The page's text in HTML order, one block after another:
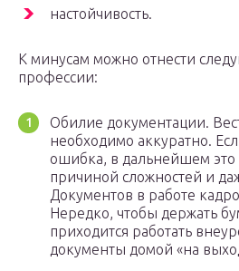
настойчивость.
К минусам можно отнести
профессии:
Обилие документации.
необходимо аккуратно.
ошибка, в дальнейшем это
причиной сложностей и
Документов в работе
Нередко, чтобы держать
приходится работать
документы домой «на